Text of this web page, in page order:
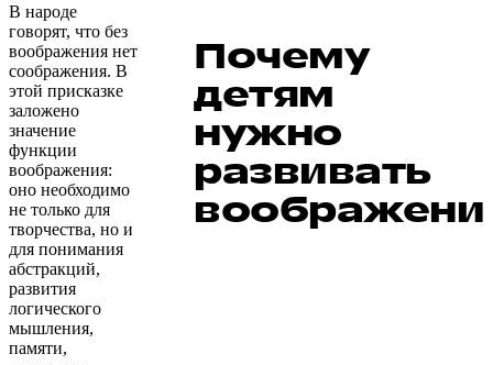
В народе
говорят, что без
воображения нет
соображения. В
этой присказке
заложено
значение
функции
воображения:
оно необходимо
не только для
творчества, но и
для понимания
абстракций,
развития
логического
мышления,
памяти,
Почему
детям
нужно
развивать